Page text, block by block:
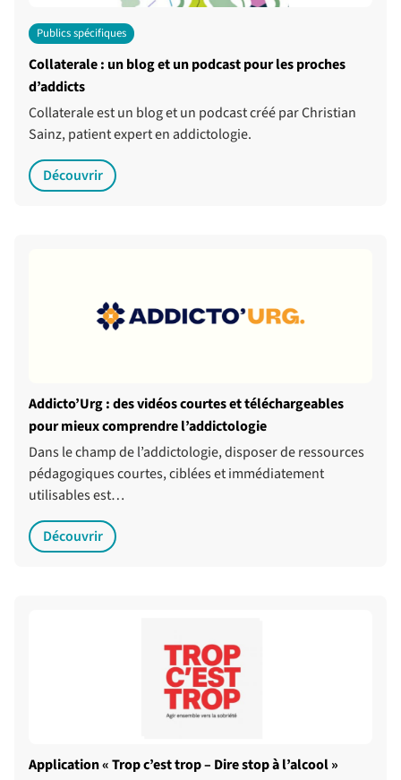
Publics spécifiques
Collaterale : un blog et un podcast pour les proches
d’addicts
Collaterale est un blog et un podcast créé par Christian
Sainz, patient expert en addictologie.
Découvrir
Addicto’Urg : des vidéos courtes et téléchargeables
pour mieux comprendre l’addictologie
Dans le champ de l’addictologie, disposer de ressources
pédagogiques courtes, ciblées et immédiatement
utilisables est…
Découvrir
Application « Trop c’est trop – Dire stop à l’alcool »